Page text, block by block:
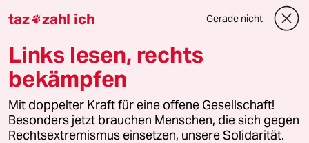
MS Martin Sauer
Genauso hatte es Nnius geplant. Jetzt
berichten bundesweit Zeitungen und
Internetportale aber auch Zb. N-TV und
Deutschlandfunk darüber. Und jetzt will Nius
gegen die BvG klagen. So hält man das Thema
am köcheln, was eigentlich nur berlinweit
taz zahl ich Gerade nicht
Links lesen, rechts
bekämpfen
Mit doppelter Kraft für eine offene Gesellschaft!
Besonders jetzt brauchen Menschen, die sich gegen
Rechtsextremismus einsetzen, unsere Solidarität.